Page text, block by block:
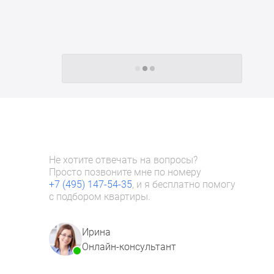
Следующие -24 жилых комплекса
Не хотите отвечать на вопросы?
Просто позвоните мне по номеру
+7 (495) 147-54-35, и я бесплатно помогу
с подбором квартиры.
Ирина
Онлайн-консультант